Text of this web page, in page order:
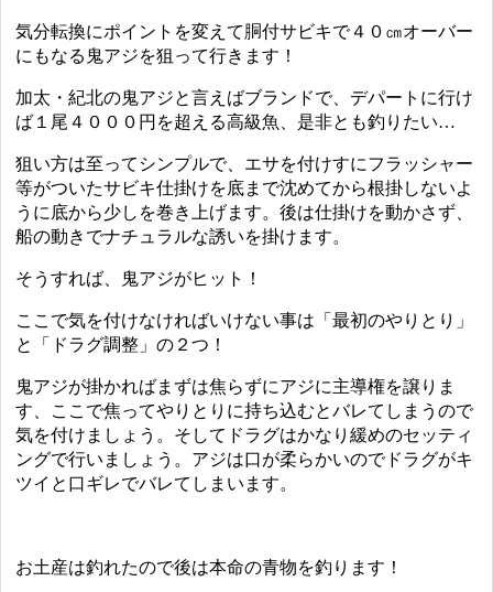
気分転換にポイントを変えて胴付サビキで４０㎝オーバー
にもなる鬼アジを狙って行きます！
加太・紀北の鬼アジと言えばブランドで、デパートに行け
ば１尾４０００円を超える高級魚、是非とも釣りたい…
狙い方は至ってシンプルで、エサを付けすにフラッシャー
等がついたサビキ仕掛けを底まで沈めてから根掛しないよ
うに底から少しを巻き上げます。後は仕掛けを動かさず、
船の動きでナチュラルな誘いを掛けます。
そうすれば、鬼アジがヒット！
ここで気を付けなければいけない事は「最初のやりとり」
と「ドラグ調整」の２つ！
鬼アジが掛かればまずは焦らずにアジに主導権を譲りま
す、ここで焦ってやりとりに持ち込むとバレてしまうので
気を付けましょう。そしてドラグはかなり緩めのセッティ
ングで行いましょう。アジは口が柔らかいのでドラグがキ
ツイと口ギレでバレてしまいます。
お土産は釣れたので後は本命の青物を釣ります！